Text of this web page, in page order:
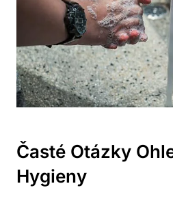
Časté Otázky
Hygieny